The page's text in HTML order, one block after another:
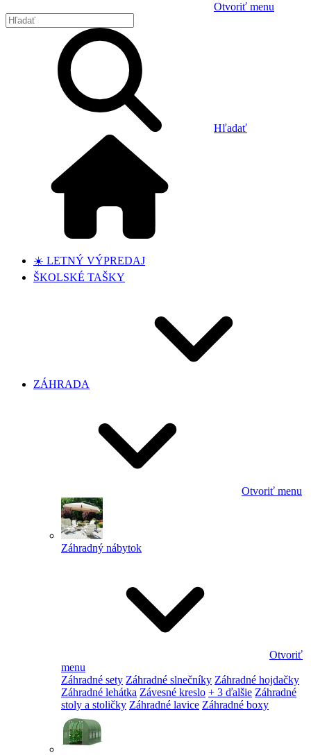
Otvoriť menu
Hľadať
☀️ LETNÝ VÝPREDAJ
ŠKOLSKÉ TAŠKY
ZÁHRADA
Otvoriť menu
Záhradný nábytok
Otvoriť
menu
Záhradné sety Záhradné slnečníky Záhradné hojdačky
Záhradné lehátka Závesné kreslo + 3 ďalšie Záhradné
stoly a stoličky Záhradné lavice Záhradné boxy